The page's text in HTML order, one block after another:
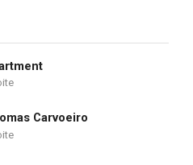
Carvoeiro